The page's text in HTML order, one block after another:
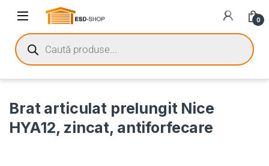
0
Brat articulat prelungit Nice
HYA12, zincat, antiforfecare